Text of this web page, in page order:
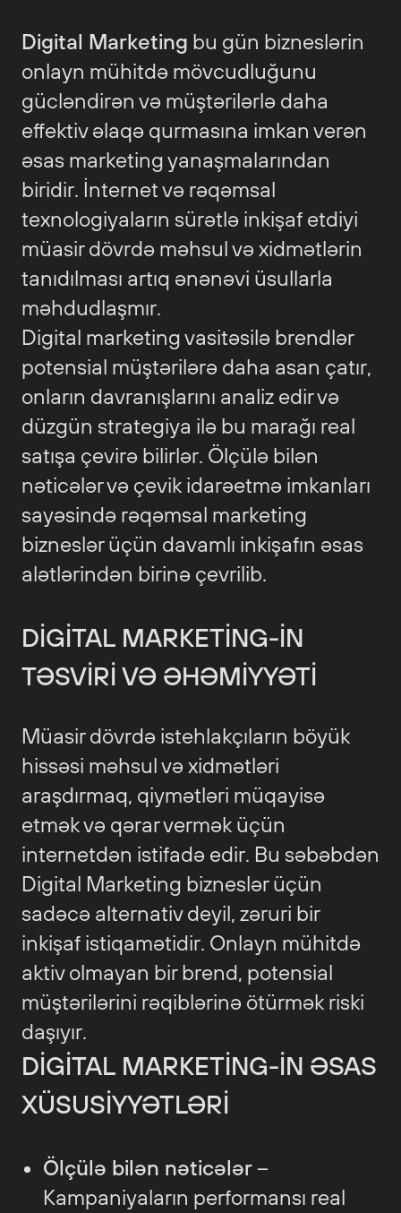
Bizneslər üçün Digital Marketing və Strategiya
Bizneslər üçün Digital Marketing Strategiyası
Digital marketing mütəxəssisi nə iş görür?
Nəticə
Digital Marketing bu gün bizneslərin
onlayn mühitdə mövcudluğunu
gücləndirən və müştərilərlə daha
effektiv əlaqə qurmasına imkan verən
əsas marketing yanaşmalarından
biridir. İnternet və rəqəmsal
texnologiyaların sürətlə inkişaf etdiyi
müasir dövrdə məhsul və xidmətlərin
tanıdılması artıq ənənəvi üsullarla
məhdudlaşmır.
Digital marketing vasitəsilə brendlər
potensial müştərilərə daha asan çatır,
onların davranışlarını analiz edir və
düzgün strategiya ilə bu marağı real
satışa çevirə bilirlər. Ölçülə bilən
nəticələr və çevik idarəetmə imkanları
sayəsində rəqəmsal marketing
bizneslər üçün davamlı inkişafın əsas
alətlərindən birinə çevrilib.
DIGITAL MARKETING-IN
TƏSVIRI VƏ ƏHƏMIYYƏTI
Müasir dövrdə istehlakçıların böyük
hissəsi məhsul və xidmətləri
araşdırmaq, qiymətləri müqayisə
etmək və qərar vermək üçün
internetdən istifadə edir. Bu səbəbdən
Digital Marketing bizneslər üçün
sadəcə alternativ deyil, zəruri bir
inkişaf istiqamətidir. Onlayn mühitdə
aktiv olmayan bir brend, potensial
müştərilərini rəqiblərinə ötürmək riski
daşıyır.
DIGITAL MARKETING-IN ƏSAS
XÜSUSIYYƏTLƏRI
Ölçülə bilən nəticələr–
Kampaniyaların performansı real